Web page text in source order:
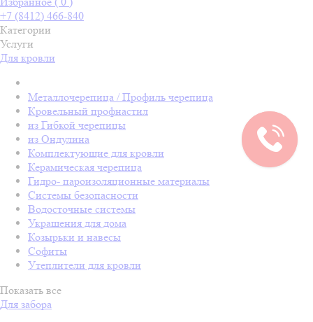
+7 (8412) 466-840
Категории
Услуги
Для кровли
Металлочерепица / Профиль черепица
Кровельный профнастил
из Гибкой черепицы
из Ондулина
Комплектующие для кровли
Керамическая черепица
Гидро- пароизоляционные материалы
Системы безопасности
Водосточные системы
Украшения для дома
Козырьки и навесы
Софиты
Утеплители для кровли
Показать все
Для забора